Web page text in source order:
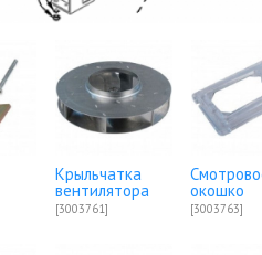
Крыльчатка
вентилятора
[3003761]
окошко
[3003763]